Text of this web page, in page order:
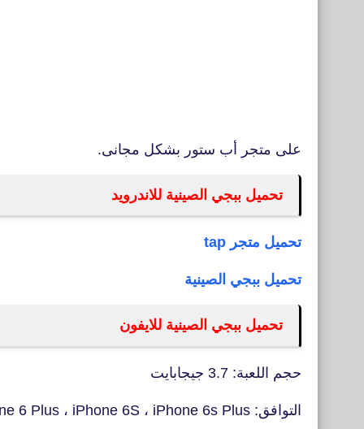
على متجر أب ستور بشكل مجانى.
تحميل ببجي الصينية للاندرويد
تحميل متجر tap
تحميل ببجي الصينية
تحميل ببجي الصينية للايفون
حجم اللعبة: 3.7 جيجابايت
التوافق: iPhone 6 Plus ، iPhone 6S ، iPhone 6s Plus